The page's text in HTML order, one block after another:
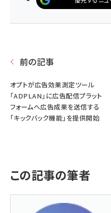
前の記事
オプトが広告効果測定ツール
「ADPLAN」に広告配信プラット
フォームへ広告成果を送信する
「キックバック機能」を提供開始
この記事の筆者